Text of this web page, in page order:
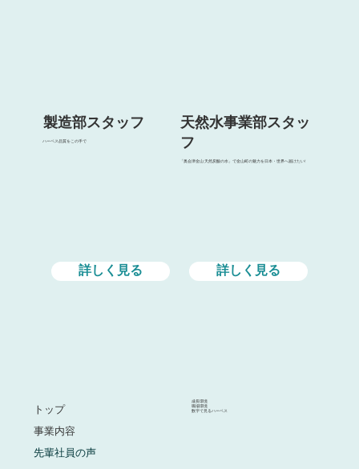
詳しく見る
製造部スタッフ
ハーベス品質をこの手で
詳しく見る
天然水事業部スタッ
フ
「奥会津金山 天然炭酸の水」で金山町の魅力を日本・世界へ届けたい!
トップ
事業内容
先輩社員の声
成長環境
職場環境
数字で見るハーベス